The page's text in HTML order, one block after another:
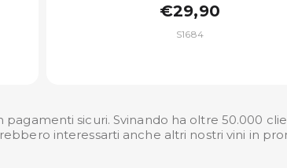
€29,90
S1684
pagamenti sicuri. Svinando ha oltre 50.000
interessarti anche altri nostrivini in